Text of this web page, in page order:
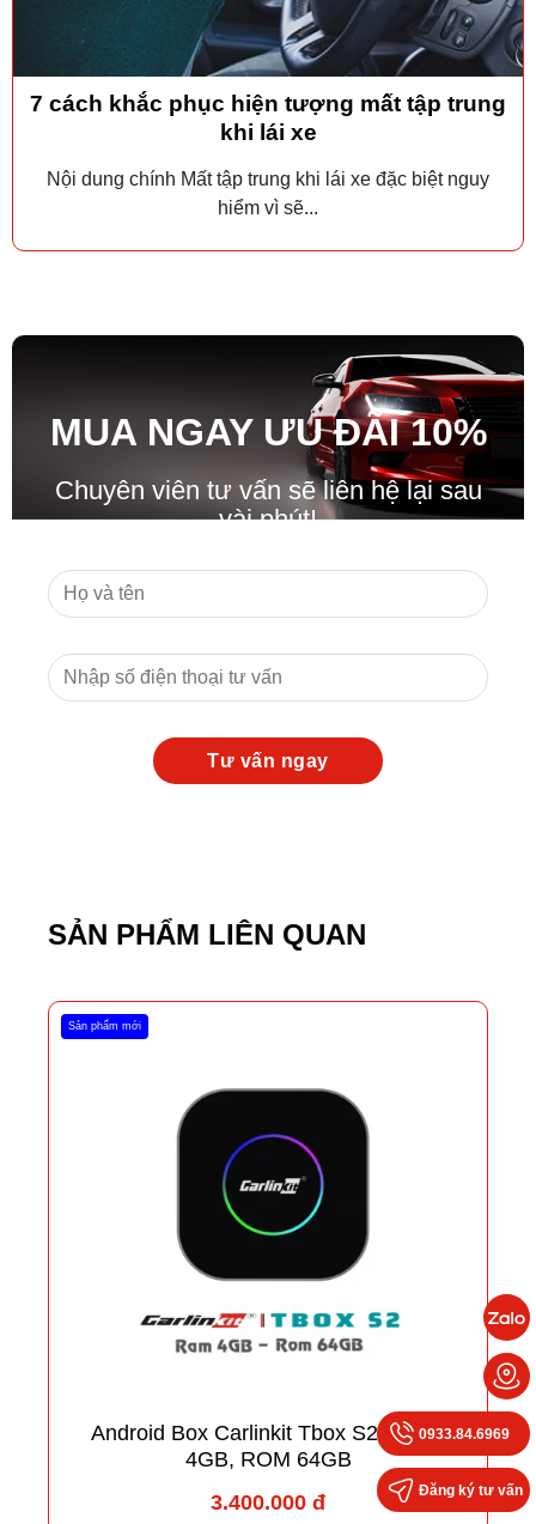
7 cách khắc phục hiện tượng mất tập trung
khi lái xe
Nội dung chính Mất tập trung khi lái xe đặc biệt nguy
hiểm vì sẽ...
MUA NGAY ƯU ĐÃI10%
Chuyên viên tư vấn sẽ liên hệ lại sau
vài phút!
SẢN PHẨM LIÊN QUAN
Sản phẩm mới
Android Box Carlinkit Tbox S2P RAM
4GB, ROM 64GB
3.400.000 đ
0933.84.6969
Đăng ký tư vấn